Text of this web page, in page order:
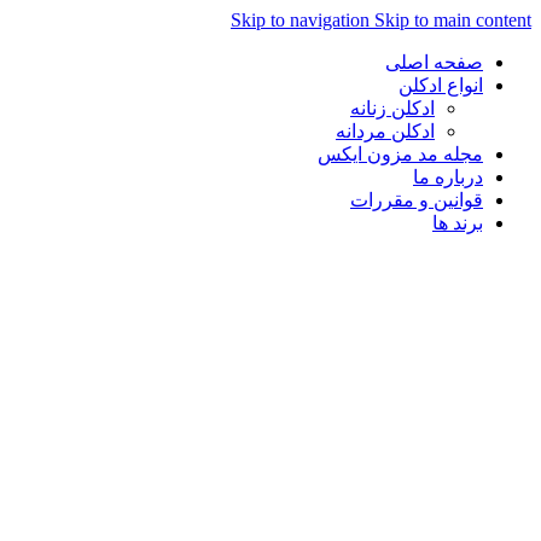
Skip to navigation Skip to main content
صفحه اصلی
انواع ادکلن
ادکلن زنانه
ادکلن مردانه
مجله مد مزون ایکس
درباره ما
قوانین و مقررات
برند ها